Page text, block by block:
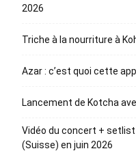
2026
Triche à la nourriture à
Azar : c’est quoi cette
Lancement de Kotcha
Vidéo du concert +
(Suisse) en juin 2026